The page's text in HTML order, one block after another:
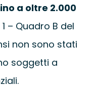
a oltre 2.000
– Quadro B del
non sono stati
soggetti a